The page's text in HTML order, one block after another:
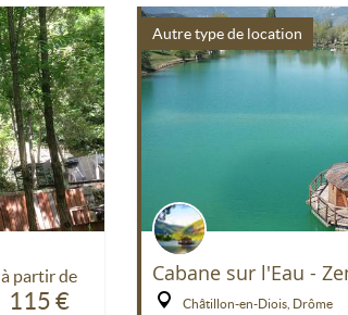
à partir de
115 €
Autre type de location
Châtillon-en-Diois, Drôme